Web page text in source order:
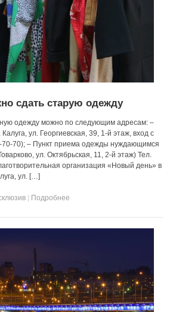
сдать старую одежду
одежду можно по следующим адресам: –
ул. Георгиевская, 39, 1-й этаж, вход с
70-70); – Пункт приема одежды нуждающимся
ул. Октябрьская, 11, 2-й этаж) Тел.
организация «Новый день» в
ул. […]
Подробнее